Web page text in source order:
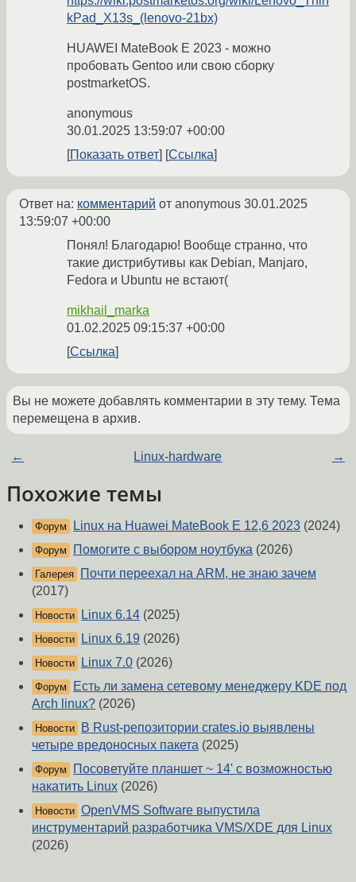
kPad_X13s_(lenovo-21bx)
HUAWEI MateBook E 2023 - можно
пробовать Gentoo или свою сборку
postmarketOS.
anonymous
30.01.2025 13:59:07 +00:00
Показать ответ
Ссылка
Ответ на: комментарий от anonymous 30.01.2025
13:59:07 +00:00
Понял! Благодарю! Вообще странно, что
такие дистрибутивы как Debian, Manjaro,
Fedora и Ubuntu не встают(
mikhail_marka
01.02.2025 09:15:37 +00:00
Ссылка
Вы не можете добавлять комментарии в эту тему. Тема
перемещена в архив.
← Linux-hardware →
Похожие темы
Форум Linux на Huawei MateBook E 12,6 2023 (2024)
Форум Помогите с выбором ноутбука (2026)
Галерея
Почти переехал на ARM, не знаю зачем
(2017)
Новости Linux 6.14 (2025)
Новости Linux 6.19 (2026)
Новости Linux 7.0 (2026)
Форум
Есть ли замена сетевому менеджеру KDE под
Arch linux? (2026)
Новости
В Rust-репозитории crates.io выявлены
четыре вредоносных пакета (2025)
Форум
Посоветуйте планшет ~ 14' с возможностью
накатить Linux (2026)
Новости OpenVMS Software выпустила
инструментарий разработчика VMS/XDE для Linux
(2026)